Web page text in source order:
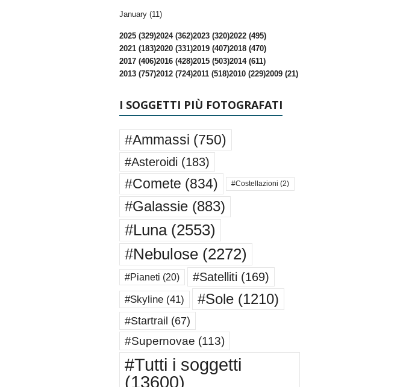
January (11)
2025 (329)2024 (362)2023 (320)2022 (495)
2021 (183)2020 (331)2019 (407)2018 (470)
2017 (406)2016 (428)2015 (503)2014 (611)
2013 (757)2012 (724)2011 (518)2010 (229)2009 (21)
I SOGGETTI PIÙ FOTOGRAFATI
#Ammassi (750)
#Asteroidi (183)
#Comete (834) #Costellazioni (2)
#Galassie(883)
#Luna(2553)
#Nebulose(2272)
#Pianeti (20) #Satelliti (169)
#Skyline(41) #Sole(1210)
#Startrail (67)
#Supernovae (113)
#Tutti i soggetti
(13600)